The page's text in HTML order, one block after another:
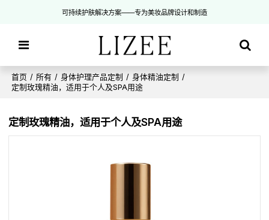
可持续护肤解决方案——专为美妆品牌设计和制造
首页 / 所有 / 身体护理产品定制 / 身体精油定制 /
定制玫瑰精油，适用于个人及SPA用途
定制玫瑰精油，适用于个人及SPA用途